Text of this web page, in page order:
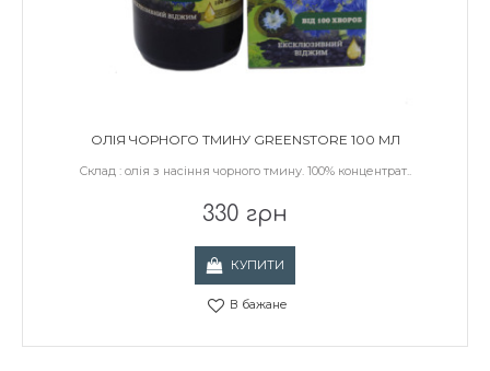
ОЛІЯ ЧОРНОГО ТМИНУ GREENSTORE 100 МЛ
Склад : олія з насіння чорного тмину. 100% концентрат..
330 грн
КУПИТИ
В бажане